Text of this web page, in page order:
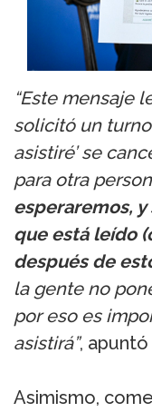
“Este mensaje
solicitó un turno
asistiré’ se
para otra
esperaremos,
que está leído
después de
la gente no
por eso es
asistirá”,
Asimismo,